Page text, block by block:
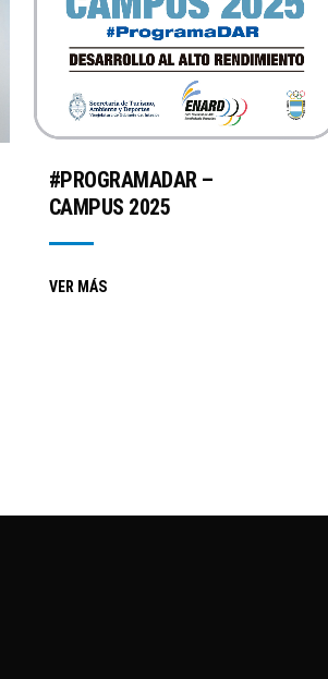
#PROGRAMADAR –
CAMPUS 2025
VER MÁS